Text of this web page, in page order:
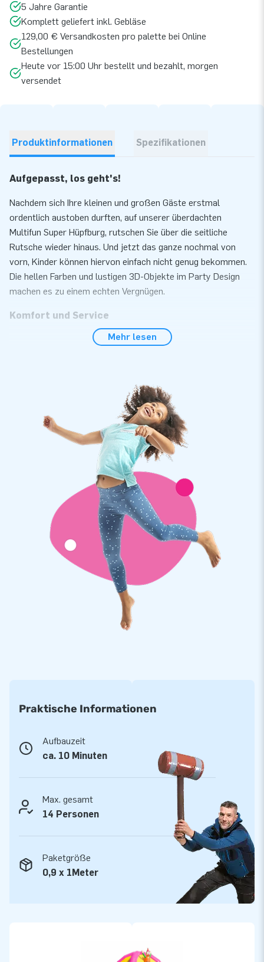
5 Jahre Garantie
Komplett geliefert inkl. Gebläse
129,00 € Versandkosten pro palette bei Online
Bestellungen
Heute vor 15:00 Uhr bestellt und bezahlt, morgen
versendet
Produktinformationen Spezifikationen
Aufgepasst, los geht's!
Nachdem sich Ihre kleinen und großen Gäste erstmal
ordentlich austoben durften, auf unserer überdachten
Multifun Super Hüpfburg, rutschen Sie über die seitliche
Rutsche wieder hinaus. Und jetzt das ganze nochmal von
vorn, Kinder können hiervon einfach nicht genug bekommen.
Die hellen Farben und lustigen 3D-Objekte im Party Design
machen es zu einem echten Vergnügen.
Komfort und Service
Bauen Sie unsere Multifun Super Hüpfburg innerhalb von 10
geliefert wodurch Sie einfach und komfortable
transportierbar ist. Die aufblasbare Konstruktion wird inkl.
Gebläse, Erdnägel, Transporttasche und einer deutlichen
Bedienungsanleitung geliefert. Ein komplett Set für ein
abenteuerreiches Erlebnis.
Qualität und Garantie
JB Hüpfburgen sind an mehreren Stellen verstärkt und
mehrfach vernäht. Sie werden aus einer hoch qualitativen 9x9
Gewebe PVC Plane produziert. Aufgrund dessen sind Sie
langlebig und einfach zu reinigen. Zu dem gewähren wir Ihnen
5 Jahre Herstellergarantie, aus diesem Grund liefern Sie mit
diesem Produkt jahrelang optimalen Spielspaß.
Kaufen Sie diese lustige Hüpfburg und liefern Sie Ihren Kunden
Über 15.0000 Kunden hab sich bereits für JB
aufblasbare Attraktionen auf großartiger Weise! Kunden
Lieferung verlassen. Sie nennen uns auch "creators of
greatness".
Mehr lesen
Praktische Informationen
Aufbauzeit
ca. 10 Minuten
Max. gesamt
14 Personen
Paketgröße
0,9 x 1Meter